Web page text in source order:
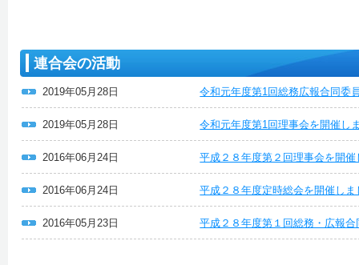
連合会の活動
2019年05月28日 令和元年度第1回総務広報合同委
2019年05月28日 令和元年度第1回理事会を開催し
2016年06月24日 平成２８年度第２回理事会を開催
2016年06月24日 平成２８年度定時総会を開催しま
2016年05月23日 平成２８年度第１回総務・広報